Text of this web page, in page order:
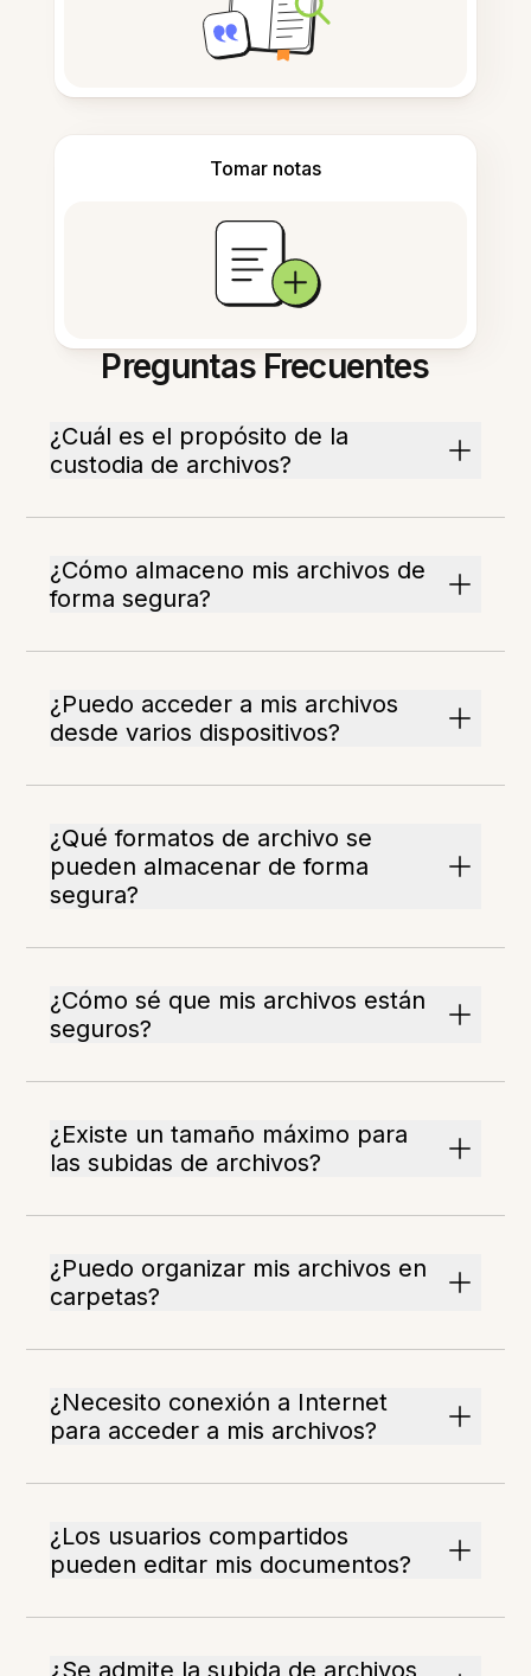
Tomar notas
Preguntas Frecuentes
¿Cuál es el propósito de la
custodia de archivos?
¿Cómo almaceno mis archivos de
forma segura?
¿Puedo acceder a mis archivos
desde varios dispositivos?
¿Qué formatos de archivo se
pueden almacenar de forma
segura?
¿Cómo sé que mis archivos están
seguros?
¿Existe un tamaño máximo para
las subidas de archivos?
¿Puedo organizar mis archivos en
carpetas?
¿Necesito conexión a Internet
para acceder a mis archivos?
¿Los usuarios compartidos
pueden editar mis documentos?
¿Se admite la subida de archivos